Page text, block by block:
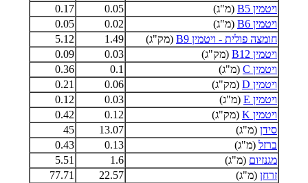
ויטמין B5
(מ"ג) 0.05
0.17
ויטמין B6
(מ"ג) 0.02
0.05
חומצה פולית - ויטמין B9
(מק"ג) 1.49
5.12
ויטמין B12
(מק"ג) 0.03
0.09
ויטמין C
(מ"ג) 0.1
0.36
ויטמין D
(מק"ג) 0.06
0.21
ויטמין E
(מ"ג) 0.03
0.12
ויטמין K
(מק"ג) 0.12
0.42
סידן (מ"ג) 13.07
45
ברזל (מ"ג) 0.13
0.43
מגנזיום (מ"ג) 1.6
5.51
זרחן (מ"ג) 22.57
77.71